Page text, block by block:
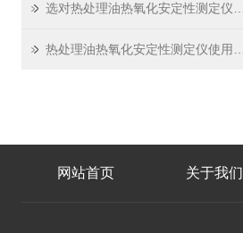
网站首页 关于我们